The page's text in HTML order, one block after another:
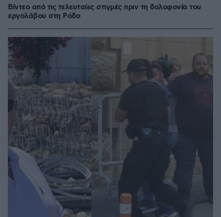
Βίντεο από τις τελευταίες στιγμές πριν τη δολοφονία του
εργολάβου στη Ρόδο